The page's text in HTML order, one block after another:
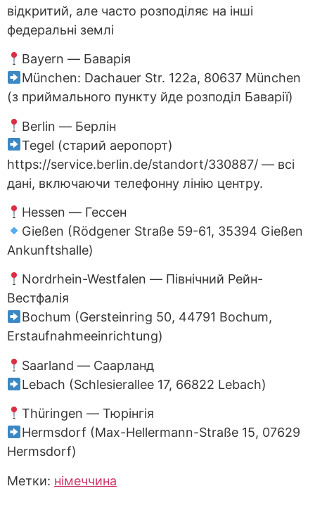
відкритий, але часто розподіляє на інші
федеральні землі
Bayern — Баварія
München: Dachauer Str. 122a, 80637 München
(з приймального пункту йде розподіл Баварії)
Berlin — Берлін
Tegel (старий аеропорт)
https://service.berlin.de/standort/330887/ — всі
дані, включаючи телефонну лінію центру.
Hessen — Гессен
Gießen (Rödgener Straße 59-61, 35394 Gießen
Ankunftshalle)
Nordrhein-Westfalen — Північний Рейн-
Вестфалія
Bochum (Gersteinring 50, 44791 Bochum,
Erstaufnahmeeinrichtung)
Saarland — Саарланд
Lebach (Schlesierallee 17, 66822 Lebach)
Thüringen — Тюрінгія
Hermsdorf (Max-Hellermann-Straße 15, 07629
Hermsdorf)
Метки: німеччина